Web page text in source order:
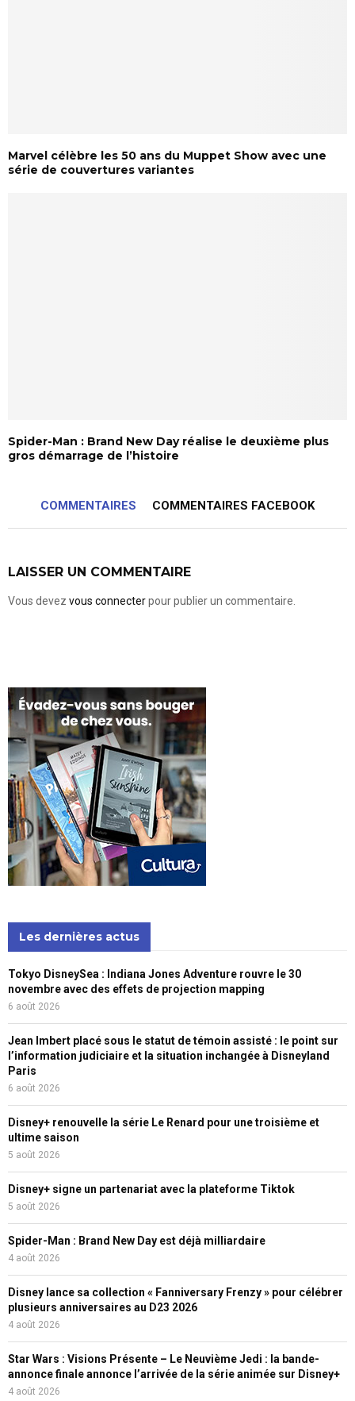
Marvel célèbre les 50 ans du Muppet Show avec une
série de couvertures variantes
Spider-Man : Brand New Day réalise le deuxième plus
gros démarrage de l’histoire
COMMENTAIRES COMMENTAIRES FACEBOOK
LAISSER UN COMMENTAIRE
Vous devez vous connecterpour publier un commentaire.
Les dernières actus
Tokyo DisneySea : Indiana Jones Adventure rouvre le 30
novembre avec des effets de projection mapping
6 août 2026
Jean Imbert placé sous le statut de témoin assisté : le point sur
l’information judiciaire et la situation inchangée à Disneyland
Paris
6 août 2026
Disney+ renouvelle la série Le Renard pour une troisième et
ultime saison
5 août 2026
Disney+ signe un partenariat avec la plateforme Tiktok
5 août 2026
Spider-Man : Brand New Day est déjà milliardaire
4 août 2026
Disney lance sa collection « Fanniversary Frenzy » pour célébrer
plusieurs anniversaires au D23 2026
4 août 2026
Star Wars : Visions Présente – Le Neuvième Jedi : la bande-
annonce finale annonce l’arrivée de la série animée sur Disney+
4 août 2026